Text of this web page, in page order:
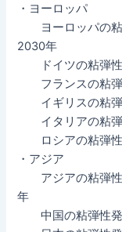
・ヨーロッパ
ヨーロッパの粘
2030年
ドイツの粘弾性
フランスの粘弾
イギリスの粘弾
イタリアの粘弾
ロシアの粘弾性
・アジア
アジアの粘弾性
年
中国の粘弾性発